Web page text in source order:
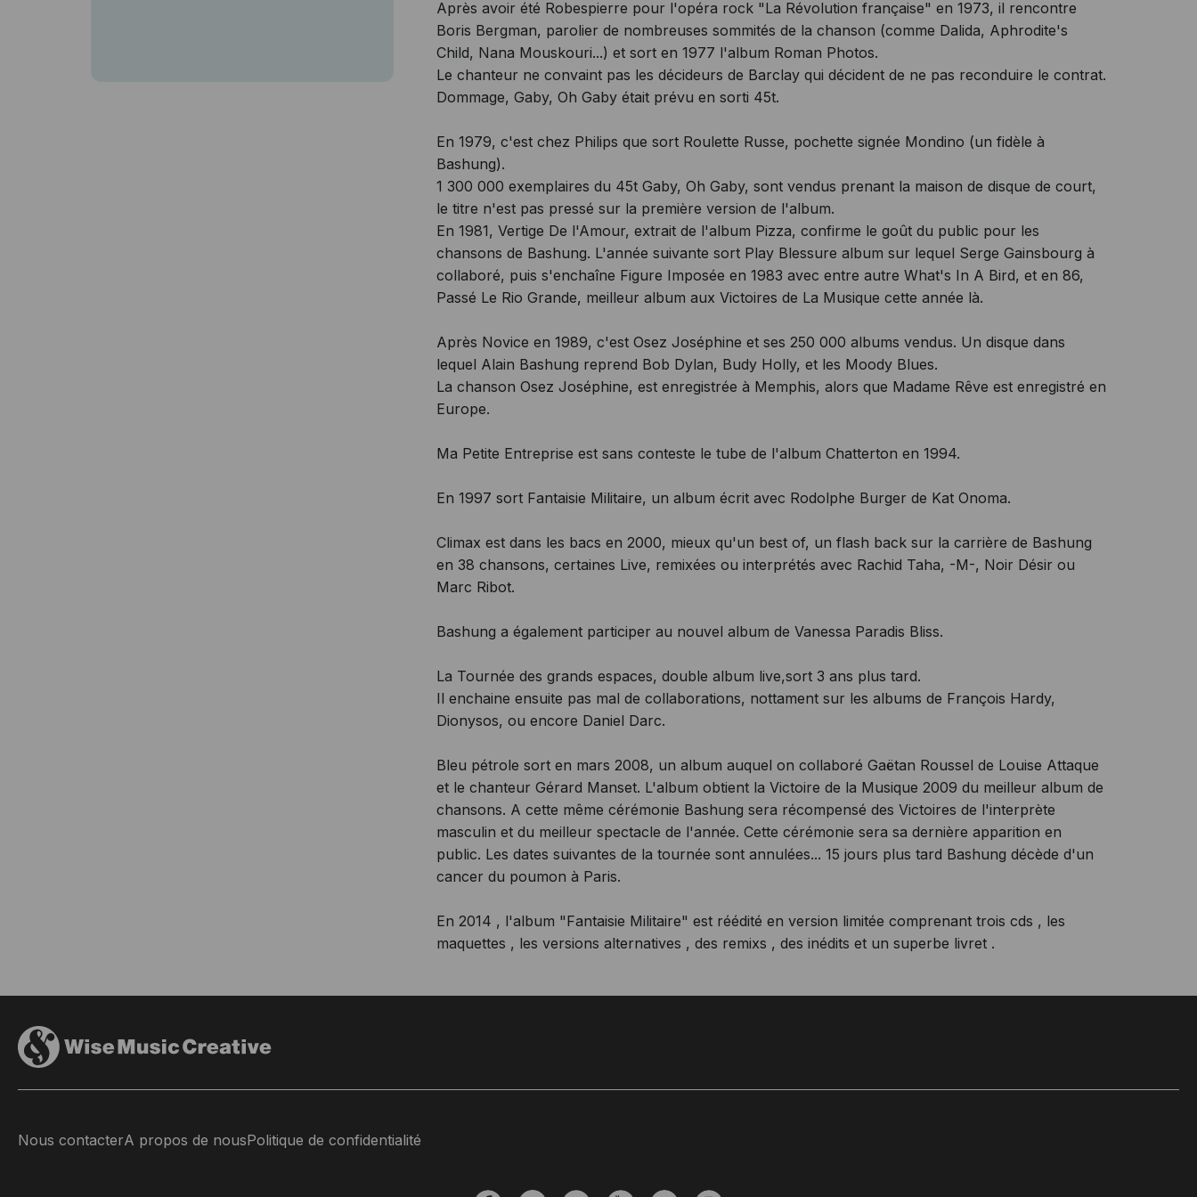
Après avoir été Robespierre pour l'opéra rock "La Révolution française" en 1973, il rencontre
Boris Bergman, parolier de nombreuses sommités de la chanson (comme Dalida, Aphrodite's
Child, Nana Mouskouri...) et sort en 1977 l'album Roman Photos.
Le chanteur ne convaint pas les décideurs de Barclay qui décident de ne pas reconduire le contrat.
Dommage, Gaby, Oh Gaby était prévu en sorti 45t.
En 1979, c'est chez Philips que sort Roulette Russe, pochette signée Mondino (un fidèle à
Bashung).
1 300 000 exemplaires du 45t Gaby, Oh Gaby, sont vendus prenant la maison de disque de court,
le titre n'est pas pressé sur la première version de l'album.
En 1981, Vertige De l'Amour, extrait de l'album Pizza, confirme le goût du public pour les
chansons de Bashung. L'année suivante sort Play Blessure album sur lequel Serge Gainsbourg à
collaboré, puis s'enchaîne Figure Imposée en 1983 avec entre autre What's In A Bird, et en 86,
Passé Le Rio Grande, meilleur album aux Victoires de La Musique cette année là.
Après Novice en 1989, c'est Osez Joséphine et ses 250 000 albums vendus. Un disque dans
lequel Alain Bashung reprend Bob Dylan, Budy Holly, et les Moody Blues.
La chanson Osez Joséphine, est enregistrée à Memphis, alors que Madame Rêve est enregistré en
Europe.
Ma Petite Entreprise est sans conteste le tube de l'album Chatterton en 1994.
En 1997 sort Fantaisie Militaire, un album écrit avec Rodolphe Burger de Kat Onoma.
Climax est dans les bacs en 2000, mieux qu'un best of, un flash back sur la carrière de Bashung
en 38 chansons, certaines Live, remixées ou interprétés avec Rachid Taha, -M-, Noir Désir ou
Marc Ribot.
Bashung a également participer au nouvel album de Vanessa Paradis Bliss.
La Tournée des grands espaces, double album live,sort 3 ans plus tard.
Il enchaine ensuite pas mal de collaborations, nottament sur les albums de François Hardy,
Dionysos, ou encore Daniel Darc.
Bleu pétrole sort en mars 2008, un album auquel on collaboré Gaëtan Roussel de Louise Attaque
et le chanteur Gérard Manset. L'album obtient la Victoire de la Musique 2009 du meilleur album de
chansons. A cette même cérémonie Bashung sera récompensé des Victoires de l'interprète
masculin et du meilleur spectacle de l'année. Cette cérémonie sera sa dernière apparition en
public. Les dates suivantes de la tournée sont annulées... 15 jours plus tard Bashung décède d'un
cancer du poumon à Paris.
En 2014 , l'album "Fantaisie Militaire" est réédité en version limitée comprenant trois cds , les
maquettes , les versions alternatives , des remixs , des inédits et un superbe livret .
Nous contacterA propos de nousPolitique de confidentialité